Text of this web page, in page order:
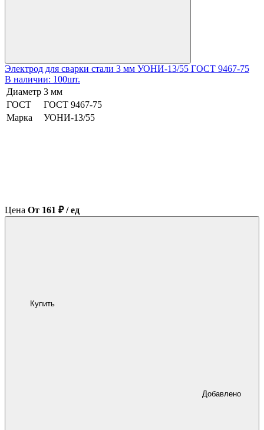
Электрод для сварки стали 3 мм УОНИ-13/55 ГОСТ 9467-75
В наличии: 100шт.
Диаметр 3 мм
ГОСТ
ГОСТ 9467-75
Марка
УОНИ-13/55
Цена От 161 ₽ / ед
Купить
Добавлено